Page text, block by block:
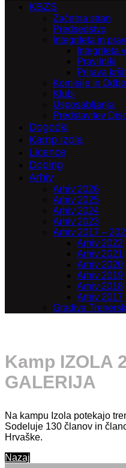
KBZS
Začetna stran
Predsedstvo
Integriteta in
Integriteta
Pravilniki
Prijava
Komisije in
Klubi
Usposabljanja
Predstavitev
Dogodki
Kamp Izola
Licence
Doping
Arhiv
Arhiv 2026
Arhiv 2025
Arhiv 2024
Arhiv 2023
Arhiv 2017 –
Arhiv 2022
Arhiv 2021
Arhiv 2020
Arhiv 2019
Arhiv 2018
Arhiv 2017
Gradiva
Kamp IZOLA
GALERIJA
Na kampu Izola potekajo
Sodeluje 130 članov in
Hrvaške.
Nazaj